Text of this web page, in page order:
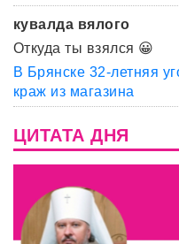
кувалда вялого
Откуда ты взялся 😀
В Брянске 32-летняя
краж из магазина
ЦИТАТА ДНЯ